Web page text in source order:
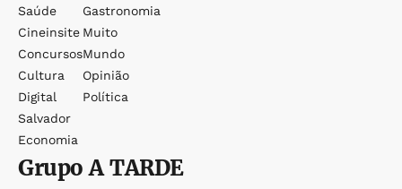
Saúde
Cineinsite
Concursos
Cultura
Digital
Salvador
Economia
Gastronomia
Muito
Mundo
Opinião
Política
GrupoA TARDE